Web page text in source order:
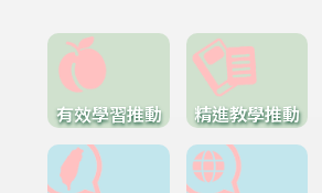
有效學習推動 精進教學推動